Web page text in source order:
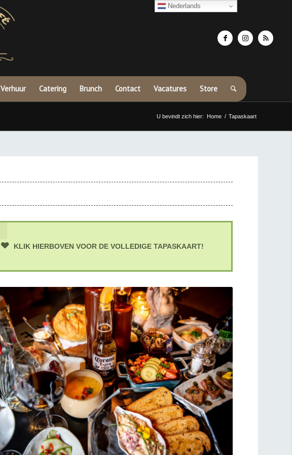
Verhuur Catering Brunch Contact Vacatures Store
U bevindt zich hier: Home / Tapaskaart
KLIK HIERBOVEN VOOR DE VOLLEDIGE TAPASKAART!
Nederlands